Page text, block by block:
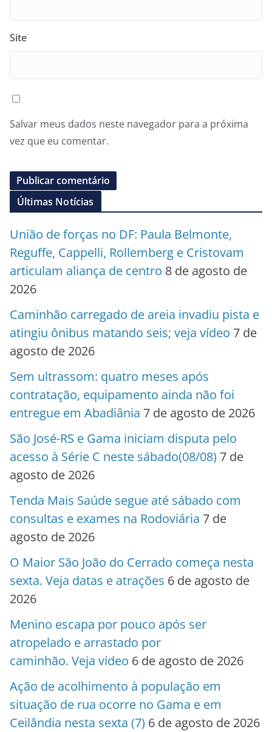
Site
Salvar meus dados neste navegador para a próxima
vez que eu comentar.
Últimas Notícias
União de forças no DF: Paula Belmonte,
Reguffe, Cappelli, Rollemberg e Cristovam
articulam aliança de centro 8 de agosto de
2026
Caminhão carregado de areia invadiu pista e
atingiu ônibus matando seis; veja vídeo 7 de
agosto de 2026
Sem ultrassom: quatro meses após
contratação, equipamento ainda não foi
entregue em Abadiânia 7 de agosto de 2026
São José-RS e Gama iniciam disputa pelo
acesso à Série C neste sábado(08/08) 7 de
agosto de 2026
Tenda Mais Saúde segue até sábado com
consultas e exames na Rodoviária 7 de
agosto de 2026
O Maior São João do Cerrado começa nesta
sexta. Veja datas e atrações 6 de agosto de
2026
Menino escapa por pouco após ser
atropelado e arrastado por
caminhão. Veja vídeo 6 de agosto de 2026
Ação de acolhimento à população em
situação de rua ocorre no Gama e em
Ceilândia nesta sexta (7) 6 de agosto de 2026